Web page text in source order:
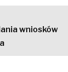
wniosków